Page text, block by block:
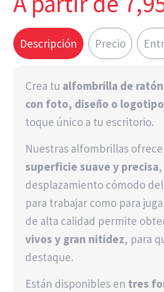
Descripción Precio
Crea tu alfombrilla de
con foto, diseño o logotipo
toque único a tu escritorio.
Nuestras alfombrillas
superficie suave y precisa
desplazamiento cómodo
para trabajar como para
de alta calidad permite
vivos y gran nitidez, para
destaque.
Están disponibles en tres